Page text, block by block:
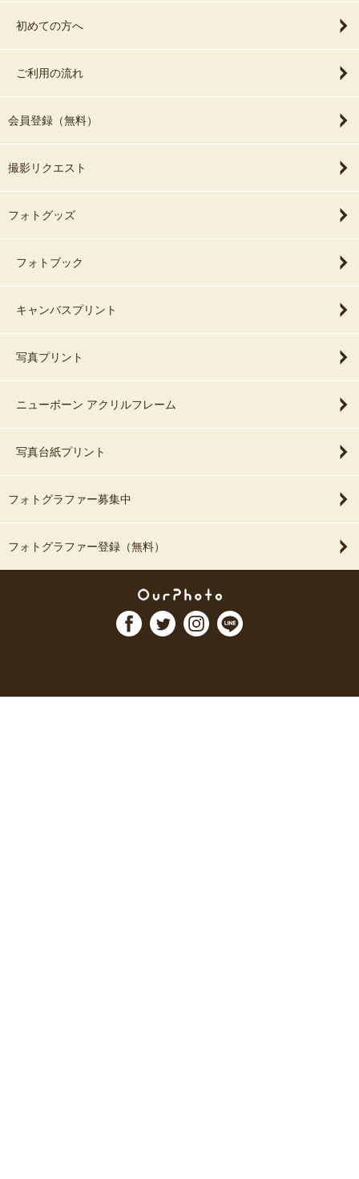
初めての方へ
ご利用の流れ
会員登録（無料）
撮影リクエスト
フォトグッズ
フォトブック
キャンバスプリント
写真プリント
ニューボーン アクリルフレーム
写真台紙プリント
フォトグラファー募集中
フォトグラファー登録（無料）